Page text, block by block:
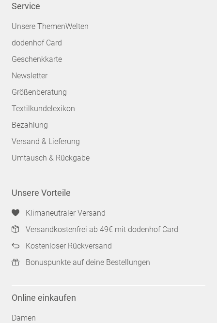
Service
Unsere ThemenWelten
dodenhof Card
Geschenkkarte
Newsletter
Größenberatung
Textilkundelexikon
Bezahlung
Versand & Lieferung
Umtausch & Rückgabe
Unsere Vorteile
Klimaneutraler Versand
Versandkostenfrei ab 49€ mit dodenhof Card
Kostenloser Rückversand
Bonuspunkte auf deine Bestellungen
Online einkaufen
Damen